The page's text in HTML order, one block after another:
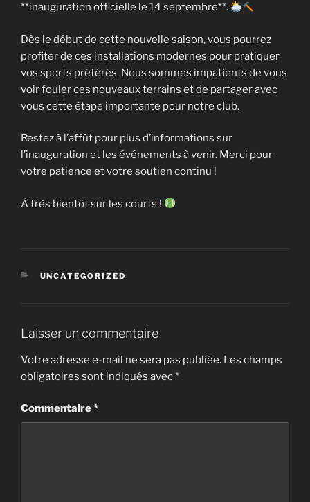
**inauguration officielle le 14 septembre**.
Dès le début de cette nouvelle saison, vous pourrez
profiter de ces installations modernes pour pratiquer
vos sports préférés. Nous sommes impatients de vous
voir fouler ces nouveaux terrains et de partager avec
vous cette étape importante pour notre club.
Restez à l’affût pour plus d’informations sur
l’inauguration et les événements à venir. Merci pour
votre patience et votre soutien continu !
À très bientôt sur les courts !
CATÉGORIES
UNCATEGORIZED
Laisser un commentaire
Votre adresse e-mail ne sera pas publiée. Les champs
obligatoires sont indiqués avec*
Commentaire*